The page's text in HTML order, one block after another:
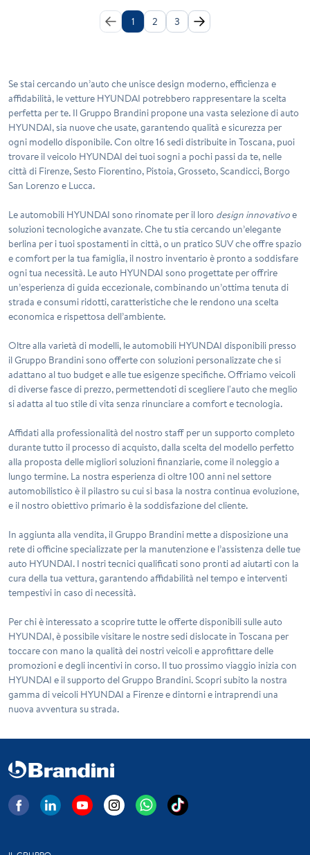
1 2 3
Se stai cercando un’auto che unisce design moderno, efficienza e
affidabilità, le vetture HYUNDAI potrebbero rappresentare la scelta
perfetta per te. Il Gruppo Brandini propone una vasta selezione di auto
HYUNDAI, sia nuove che usate, garantendo qualità e sicurezza per
ogni modello disponibile. Con oltre 16 sedi distribuite in Toscana, puoi
trovare il veicolo HYUNDAI dei tuoi sogni a pochi passi da te, nelle
città di Firenze, Sesto Fiorentino, Pistoia, Grosseto, Scandicci, Borgo
San Lorenzo e Lucca.
Le automobili HYUNDAI sono rinomate per il loro design innovativoe
soluzioni tecnologiche avanzate. Che tu stia cercando un’elegante
berlina per i tuoi spostamenti in città, o un pratico SUV che offre spazio
e comfort per la tua famiglia, il nostro inventario è pronto a soddisfare
ogni tua necessità. Le auto HYUNDAI sono progettate per offrire
un’esperienza di guida eccezionale, combinando un’ottima tenuta di
strada e consumi ridotti, caratteristiche che le rendono una scelta
economica e rispettosa dell’ambiente.
Oltre alla varietà di modelli, le automobili HYUNDAI disponibili presso
il Gruppo Brandini sono offerte con soluzioni personalizzate che si
adattano al tuo budget e alle tue esigenze specifiche.Offriamo veicoli
di diverse fasce di prezzo, permettendoti di scegliere l'auto che meglio
si adatta al tuo stile di vita senza rinunciare a comfort e tecnologia.
Affidati alla professionalità del nostro staff per un supporto completo
durante tutto il processo di acquisto, dalla scelta del modello perfetto
alla proposta delle migliori soluzioni finanziarie, come il noleggio a
lungo termine. La nostra esperienza di oltre 100 anni nel settore
automobilistico è il pilastro su cui si basa la nostra continua evoluzione,
e il nostro obiettivo primario è la soddisfazione del cliente.
In aggiunta alla vendita, il Gruppo Brandini mette a disposizione una
rete di officine specializzate per la manutenzione e l’assistenza delle tue
auto HYUNDAI. I nostri tecnici qualificati sono pronti ad aiutarti con la
cura della tua vettura, garantendo affidabilità nel tempo e interventi
tempestivi in caso di necessità.
Per chi è interessato a scoprire tutte le offerte disponibili sulle auto
HYUNDAI, è possibile visitare le nostre sedi dislocate in Toscana per
toccare con mano la qualità dei nostri veicoli e approfittare delle
promozioni e degli incentivi in corso. Il tuo prossimo viaggio inizia con
HYUNDAI e il supporto del Gruppo Brandini. Scopri subito la nostra
gamma di veicoli HYUNDAI a Firenze e dintorni e intraprendi una
nuova avventura su strada.